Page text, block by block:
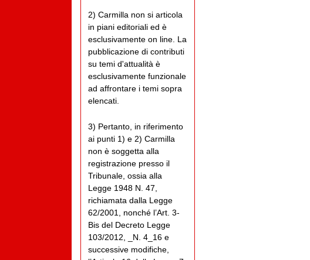
2) Carmilla non si articola
in piani editoriali ed è
esclusivamente on line. La
pubblicazione di contributi
su temi d'attualità è
esclusivamente funzionale
ad affrontare i temi sopra
elencati.
3) Pertanto, in riferimento
ai punti 1) e 2) Carmilla
non è soggetta alla
registrazione presso il
Tribunale, ossia alla
Legge 1948 N. 47,
richiamata dalla Legge
62/2001, nonché l’Art. 3-
Bis del Decreto Legge
103/2012, _N. 4_16 e
successive modifiche,